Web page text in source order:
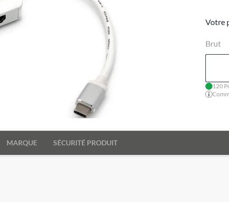
Votre
Brut
120
MARQUE SÉCURITÉ PRODUIT